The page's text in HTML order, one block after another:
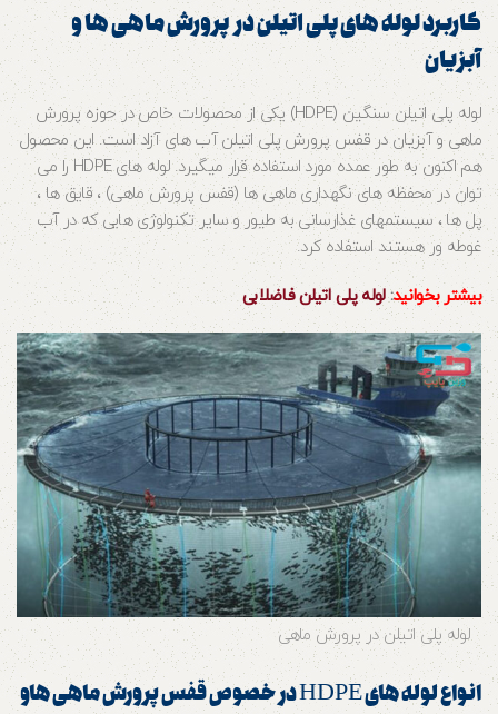
کاربرد لوله های پلی اتیلن در پرورش ماهی ها و
آبزیان
لوله پلی اتیلن سنگین (HDPE) یکی از محصولات خاص در حوزه پرورش
ماهی و آبزیان در قفس پرورش پلی اتیلن آب های آزاد است. این محصول
هم اکنون به طور عمده مورد استفاده قرار می‎گیرد. لوله های HDPE را می
توان در محفظه های نگهداری ماهی ها (قفس پرورش ماهی) ، قایق ها ،
پل ها ، سیستمهای غذارسانی به طیور و سایر تکنولوژی هایی که در آب
غوطه ور هستند استفاده کرد.
بیشتر بخوانید:لوله پلی اتیلن فاضلابی
لوله پلی اتیلن در پرورش ماهی
انواع لوله های HDPE در خصوص قفس پرورش ماهی هاو